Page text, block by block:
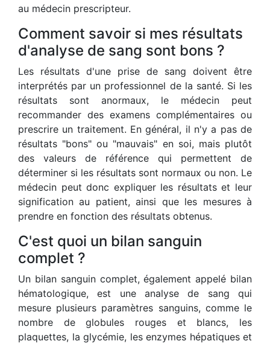
au médecin prescripteur.
Comment savoir si mes résultats
d'analyse de sang sont bons ?
Les résultats d'une prise de sang doivent être
interprétés par un professionnel de la santé. Si les
résultats sont anormaux, le médecin peut
recommander des examens complémentaires ou
prescrire un traitement. En général, il n'y a pas de
résultats "bons" ou "mauvais" en soi, mais plutôt
des valeurs de référence qui permettent de
déterminer si les résultats sont normaux ou non. Le
médecin peut donc expliquer les résultats et leur
signification au patient, ainsi que les mesures à
prendre en fonction des résultats obtenus.
C'est quoi un bilan sanguin
complet ?
Un bilan sanguin complet, également appelé bilan
hématologique, est une analyse de sang qui
mesure plusieurs paramètres sanguins, comme le
nombre de globules rouges et blancs, les
plaquettes, la glycémie, les enzymes hépatiques et